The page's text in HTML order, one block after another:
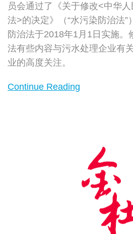
员会通过了《关于修改<中华
法>的决定》（“水污染防治法”
防治法于2018年1月1日实施。
法有些内容与污水处理企业有
业的高度关注。
Continue Reading
了
哪
些
新
战？